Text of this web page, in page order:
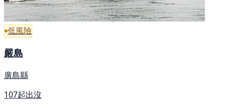
低風險
嚴島
廣島縣
107起出沒